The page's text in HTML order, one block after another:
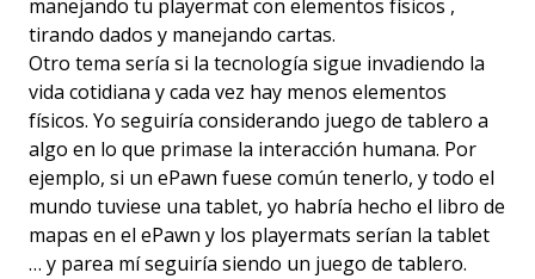
manejando tu playermat con elementos físicos ,
tirando dados y manejando cartas.
Otro tema sería si la tecnología sigue invadiendo la
vida cotidiana y cada vez hay menos elementos
físicos. Yo seguiría considerando juego de tablero a
algo en lo que primase la interacción humana. Por
ejemplo, si un ePawn fuese común tenerlo, y todo el
mundo tuviese una tablet, yo habría hecho el libro de
mapas en el ePawn y los playermats serían la tablet
… y parea mí seguiría siendo un juego de tablero.